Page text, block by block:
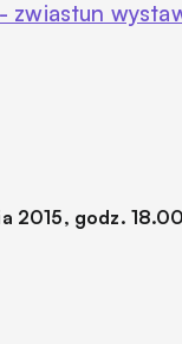
zwiastun
2015, godz.